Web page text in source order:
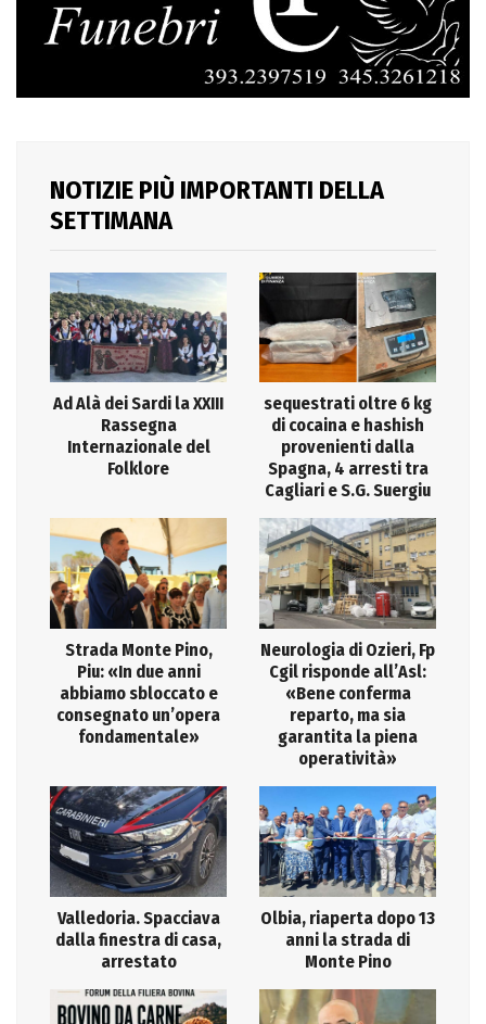
NOTIZIE PIÙ IMPORTANTI DELLA
SETTIMANA
Ad Alà dei Sardi la XXIII
Rassegna
Internazionale del
Folklore
sequestrati oltre 6 kg
di cocaina e hashish
provenienti dalla
Spagna, 4 arresti tra
Cagliari e S.G. Suergiu
Strada Monte Pino,
Piu: «In due anni
abbiamo sbloccato e
consegnato un’opera
fondamentale»
Neurologia di Ozieri, Fp
Cgil risponde all’Asl:
«Bene conferma
reparto, ma sia
garantita la piena
operatività»
Valledoria. Spacciava
dalla finestra di casa,
arrestato
Olbia, riaperta dopo 13
anni la strada di
Monte Pino